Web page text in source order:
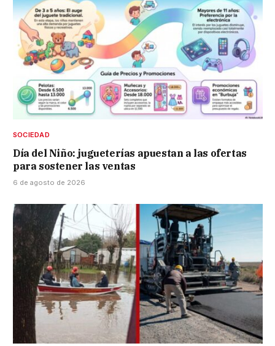
SOCIEDAD
Día del Niño: jugueterías apuestan a las ofertas
para sostener las ventas
6 de agosto de 2026